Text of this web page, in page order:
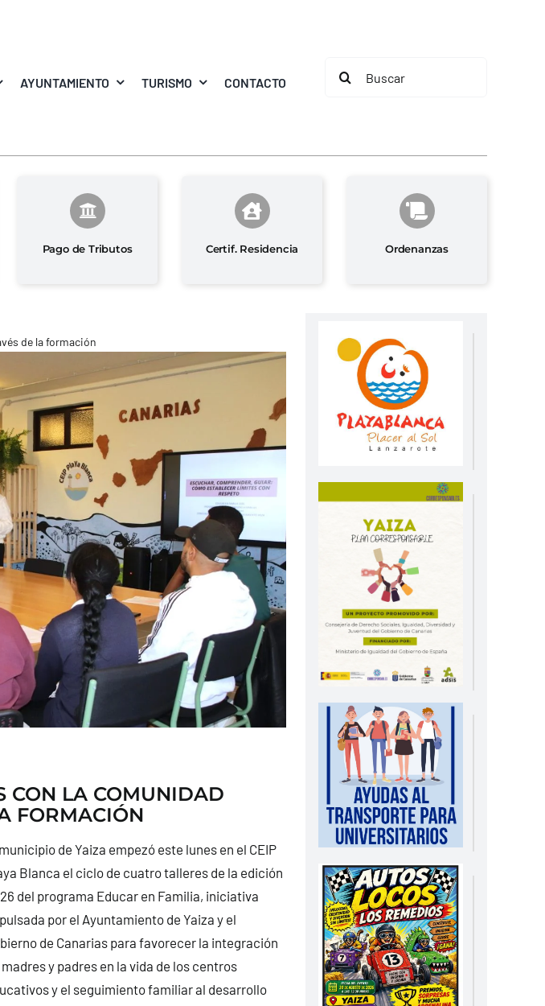
AYUNTAMIENTO TURISMO CONTACTO
Buscar:
Pago de Tributos Certif. Residencia Ordenanzas
de la formación
CON LA COMUNIDAD
FORMACIÓN
de Yaiza empezó este lunes en el CEIP
Blanca el ciclo de cuatro talleres de la edición
del programa Educar en Familia, iniciativa
por el Ayuntamiento de Yaiza y el
de Canarias para favorecer la integración
madres y padres en la vida de los centros
y el seguimiento familiar al desarrollo